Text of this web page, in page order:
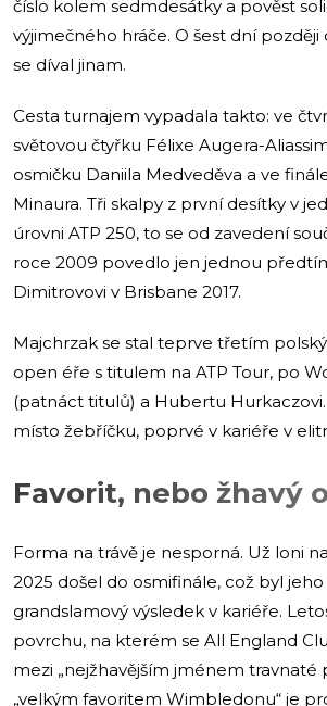
číslo kolem sedmdesátky a pověst
výjimečného hráče. O šest dní později
se díval jinam.
Cesta turnajem vypadala takto: ve
světovou čtyřku Félixe Augera-
osmičku Daniila Medveděva a ve
Minaura. Tři skalpy z první desítky v
úrovni ATP 250, to se od zavedení
roce 2009 povedlo jen jednou
Dimitrovovi v Brisbane 2017.
Majchrzak se stal teprve třetím
open éře s titulem na ATP Tour, po
(patnáct titulů) a Hubertu Hurkaczovi.
místo žebříčku, poprvé v kariéře v
Favorit, nebo žhavý
Forma na trávě je nesporná. Už loni
2025 došel do osmifinále, což byl
grandslamový výsledek v kariéře.
povrchu, na kterém se All England
mezi „nejžhavějším jménem travnaté
„velkým favoritem Wimbledonu“ je